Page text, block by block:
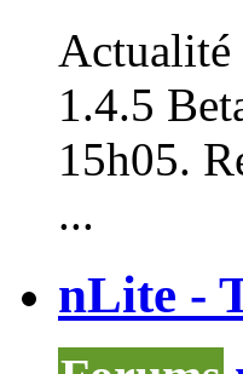
Actualité
1.4.5
15h05.
...
nLite -